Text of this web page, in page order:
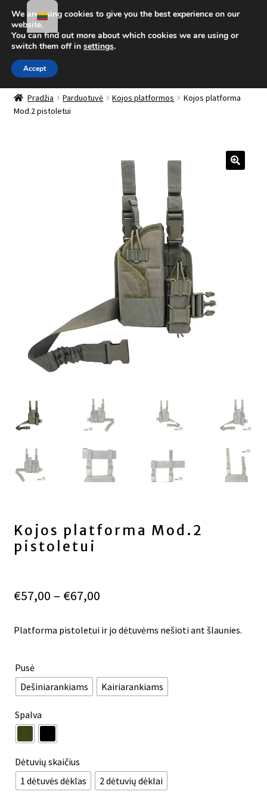
Pereiti prie meniu
Pereiti prie turinio
Meniu
Parduotuvė
Pradžia Parduotuvė Kojos platformos
Kojos platforma
Mod.2 pistoletui
Kojos platforma Mod.2
pistoletui
€57,00 – €67,00Price
€57,00
through
Platforma pistoletui ir jo dėtuvėms nešioti ant šlaunies.
Pusė
Dešiniarankiams
Kairiarankiams
Spalva
Dėtuvių skaičius
1 dėtuvės dėklas
2 dėtuvių dėklai
We are using cookies to give you the best experience on our
website.
You can find out more about which cookies we are using or
switch them off in settings.
Accept